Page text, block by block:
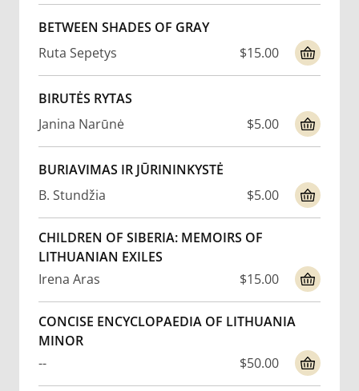
BETWEEN SHADES OF GRAY
Ruta Sepetys
$15.00
BIRUTĖS RYTAS
Janina Narūnė
$5.00
BURIAVIMAS IR JŪRININKYSTĖ
B. Stundžia
$5.00
CHILDREN OF SIBERIA: MEMOIRS OF
LITHUANIAN EXILES
Irena Aras
$15.00
CONCISE ENCYCLOPAEDIA OF LITHUANIA
MINOR
--
$50.00